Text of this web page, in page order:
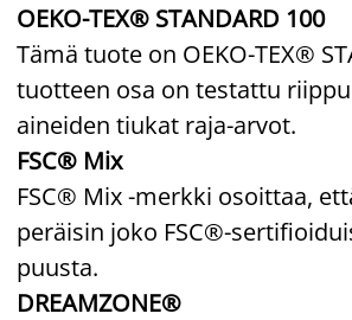
OEKO-TEX® STANDARD 100
Tämä tuote on OEKO-TEX®
tuotteen osa on testattu
aineiden tiukat raja-arvot.
FSC® Mix
FSC® Mix -merkki osoittaa,
peräisin joko FSC®-
puusta.
DREAMZONE®